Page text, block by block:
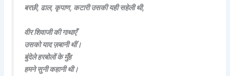
बरछी, ढाल, कृपाण, कटारी उसकी यही सहेली थी,
वीर शिवाजी की गाथाएँ
उसको याद ज़बानी थीं।
बुंदेले हरबोलों के मुँह
हमने सुनी कहानी थी।